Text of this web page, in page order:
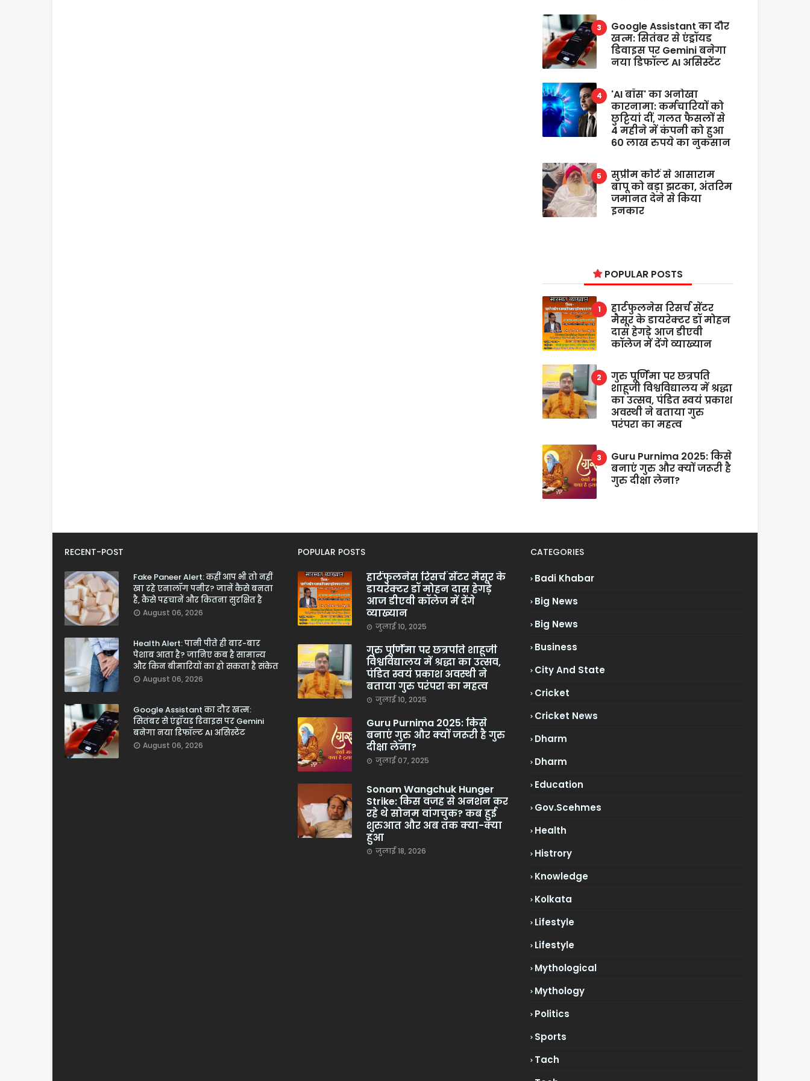
Google Assistant का दौर
खत्म: सितंबर से एंड्रॉयड
डिवाइस पर Gemini बनेगा
नया डिफॉल्ट AI असिस्टेंट
'AI बॉस' का अनोखा
कारनामा: कर्मचारियों को
छुट्टियां दीं, गलत फैसलों से
4 महीने में कंपनी को हुआ
60 लाख रुपये का नुकसान
सुप्रीम कोर्ट से आसाराम
बापू को बड़ा झटका, अंतरिम
जमानत देने से किया
इनकार
POPULAR POSTS
हार्टफुलनेस रिसर्च सेंटर
मैसूर के डायरेक्टर डॉ मोहन
दास हेगड़े आज डीएवी
कॉलेज में देंगे व्याख्यान
गुरु पूर्णिमा पर छत्रपति
शाहूजी विश्वविद्यालय में श्रद्धा
का उत्सव, पंडित स्वयं प्रकाश
अवस्थी ने बताया गुरु
परंपरा का महत्व
Guru Purnima 2025: किसे
बनाएं गुरु और क्यों जरूरी है
गुरु दीक्षा लेना?
RECENT-POST
Fake Paneer Alert: कहीं आप भी तो नहीं
खा रहे एनालॉग पनीर? जानें कैसे बनता
है, कैसे पहचानें और कितना सुरक्षित है
August 06, 2026
Health Alert: पानी पीते ही बार-बार
पेशाब आता है? जानिए कब है सामान्य
और किन बीमारियों का हो सकता है संकेत
August 06, 2026
Google Assistant का दौर खत्म:
सितंबर से एंड्रॉयड डिवाइस पर Gemini
बनेगा नया डिफॉल्ट AI असिस्टेंट
August 06, 2026
POPULAR POSTS
हार्टफुलनेस रिसर्च सेंटर मैसूर के
डायरेक्टर डॉ मोहन दास हेगड़े
आज डीएवी कॉलेज में देंगे
व्याख्यान
जुलाई 10, 2025
गुरु पूर्णिमा पर छत्रपति शाहूजी
विश्वविद्यालय में श्रद्धा का उत्सव,
पंडित स्वयं प्रकाश अवस्थी ने
बताया गुरु परंपरा का महत्व
जुलाई 10, 2025
Guru Purnima 2025: किसे
बनाएं गुरु और क्यों जरूरी है गुरु
दीक्षा लेना?
जुलाई 07, 2025
Sonam Wangchuk Hunger
Strike: किस वजह से अनशन कर
रहे थे सोनम वांगचुक? कब हुई
शुरुआत और अब तक क्या-क्या
हुआ
जुलाई 18, 2026
CATEGORIES
Badi Khabar
Big News
Big News
Business
City And State
Cricket
Cricket News
Dharm
Dharm
Education
Gov.scehmes
Health
Histrory
Knowledge
Kolkata
Lifestyle
Lifestyle
Mythological
Mythology
Politics
Sports
Tach